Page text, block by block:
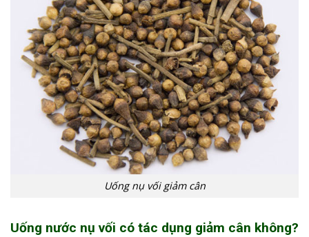
Uống nụ vối giảm cân
Uống nước nụ vối có tác dụng giảm cân không?